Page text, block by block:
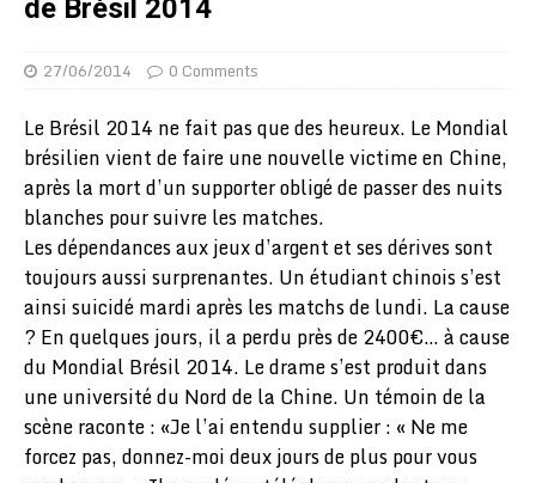
de Brésil 2014
27/06/2014 0 Comments
Le Brésil 2014 ne fait pas que des heureux. Le Mondial
brésilien vient de faire une nouvelle victime en Chine,
après la mort d’un supporter obligé de passer des nuits
blanches pour suivre les matches.
Les dépendances aux jeux d’argent et ses dérives sont
toujours aussi surprenantes. Un étudiant chinois s’est
ainsi suicidé mardi après les matchs de lundi. La cause
? En quelques jours, il a perdu près de 2400€… à cause
du Mondial Brésil 2014. Le drame s’est produit dans
une université du Nord de la Chine. Un témoin de la
scène raconte : «Je l’ai entendu supplier : « Ne me
forcez pas, donnez-moi deux jours de plus pour vous